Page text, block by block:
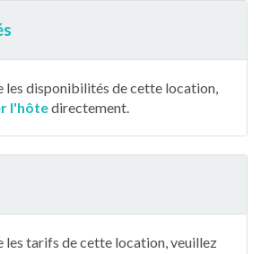
les disponibilités de cette location,
l'hôtedirectement.
les tarifs de cette location, veuillez